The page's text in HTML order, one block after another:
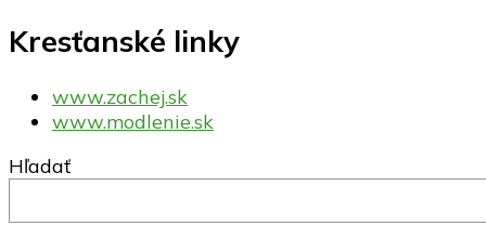
Kresťanské linky
www.zachej.sk
www.modlenie.sk
Hľadať